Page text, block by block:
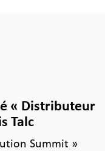
« Distributeur
Talc
Summit »